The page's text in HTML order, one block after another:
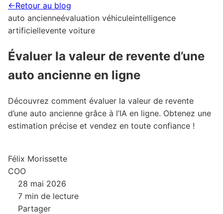
←Retour au blog
auto ancienneévaluation véhiculeintelligence
artificiellevente voiture
Évaluer la valeur de revente d’une
auto ancienne en ligne
Découvrez comment évaluer la valeur de revente
d’une auto ancienne grâce à l’IA en ligne. Obtenez une
estimation précise et vendez en toute confiance !
Félix Morissette
COO
28 mai 2026
7 min de lecture
Partager